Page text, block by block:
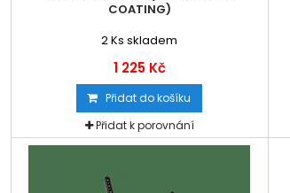
COATING)
2Ks skladem
1 225 Kč
Přidat do košíku
Přidat k porovnání